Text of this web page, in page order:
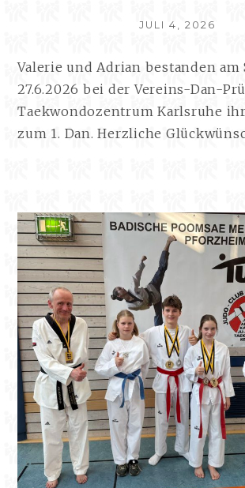
VERÖFFENTLICHT
JULI 4, 2026
Valerie und Adrian bestanden am
27.6.2026 bei der Vereins-Dan-
Taekwondozentrum Karlsruhe
zum 1. Dan. Herzliche